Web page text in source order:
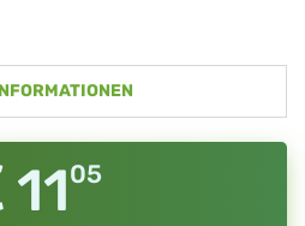
1105